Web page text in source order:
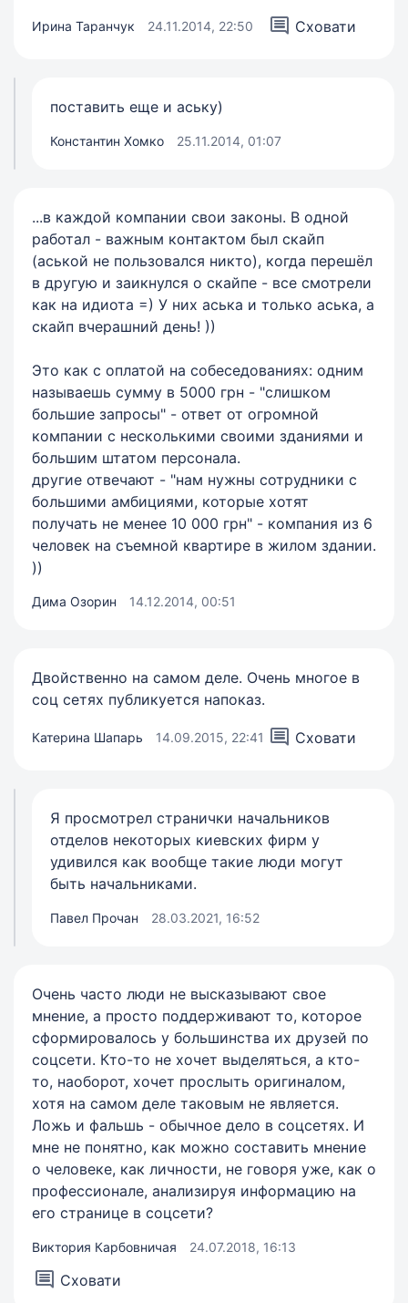
Ирина Таранчук 24.11.2014, 22:50 Сховати
поставить еще и аську)
Константин Хомко 25.11.2014, 01:07
...в каждой компании свои законы. В одной
работал - важным контактом был скайп
(аськой не пользовался никто), когда перешёл
в другую и заикнулся о скайпе - все смотрели
как на идиота =) У них аська и только аська, а
скайп вчерашний день! ))
Это как с оплатой на собеседованиях: одним
называешь сумму в 5000 грн - "слишком
большие запросы" - ответ от огромной
компании с несколькими своими зданиями и
большим штатом персонала.
другие отвечают - "нам нужны сотрудники с
большими амбициями, которые хотят
получать не менее 10 000 грн" - компания из 6
человек на съемной квартире в жилом здании.
))
Дима Озорин 14.12.2014, 00:51
Двойственно на самом деле. Очень многое в
соц сетях публикуется напоказ.
Катерина Шапарь 14.09.2015, 22:41 Сховати
Я просмотрел странички начальников
отделов некоторых киевских фирм у
удивился как вообще такие люди могут
быть начальниками.
Павел Прочан 28.03.2021, 16:52
Очень часто люди не высказывают свое
мнение, а просто поддерживают то, которое
сформировалось у большинства их друзей по
соцсети. Кто-то не хочет выделяться, а кто-
то, наоборот, хочет прослыть оригиналом,
хотя на самом деле таковым не является.
Ложь и фальшь - обычное дело в соцсетях. И
мне не понятно, как можно составить мнение
о человеке, как личности, не говоря уже, как о
профессионале, анализируя информацию на
его странице в соцсети?
Виктория Карбовничая 24.07.2018, 16:13
Сховати